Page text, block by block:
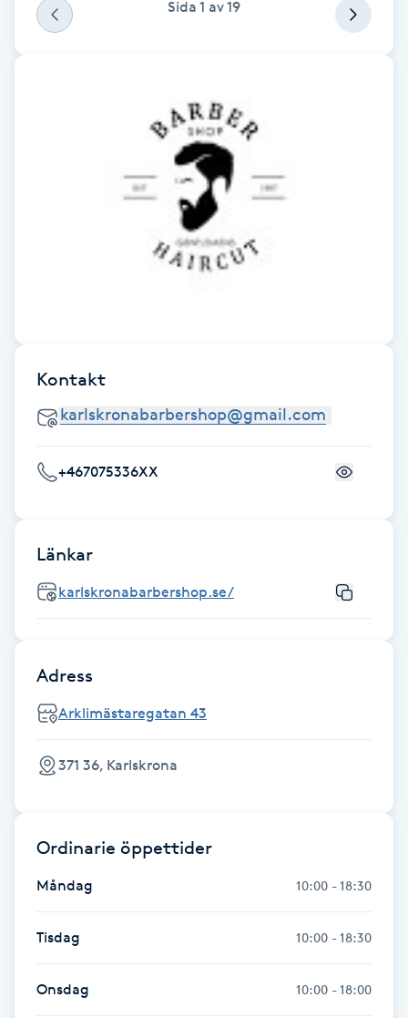
Fotsvamp
Fransborttagning
Fransförlängning Volym
Fransk manikyr
Fransrengöring
Frekvensterapi
Friskvård
Friskvårdsmassage
Frisör
Gel naglar
Sida 1 av19
Kontakt
+467075336XX
Länkar
karlskronabarbershop.se/
Adress
Arklimästaregatan 43
371 36, Karlskrona
Ordinarie öppettider
Måndag 10:00 - 18:30
Tisdag 10:00 - 18:30
Onsdag 10:00 - 18:00